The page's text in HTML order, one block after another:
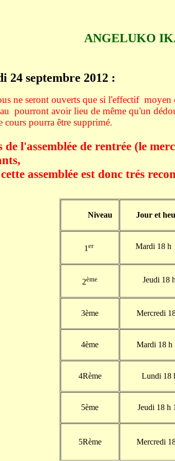
ANGELUKO
24 septembre 2012 :
ne seront ouverts que si l'effectif
pourront avoir lieu de même qu'un
pourra être supprimé.
l'assemblée de rentrée (le
assemblée est donc trés
Niveau Jour et
1 er Mardi 18 h
2ème Jeudi 18 h
3ème Mercredi
4ème Mardi 18 h
4Rème Lundi 18
5ème Jeudi 18 h
5Rème Mercredi